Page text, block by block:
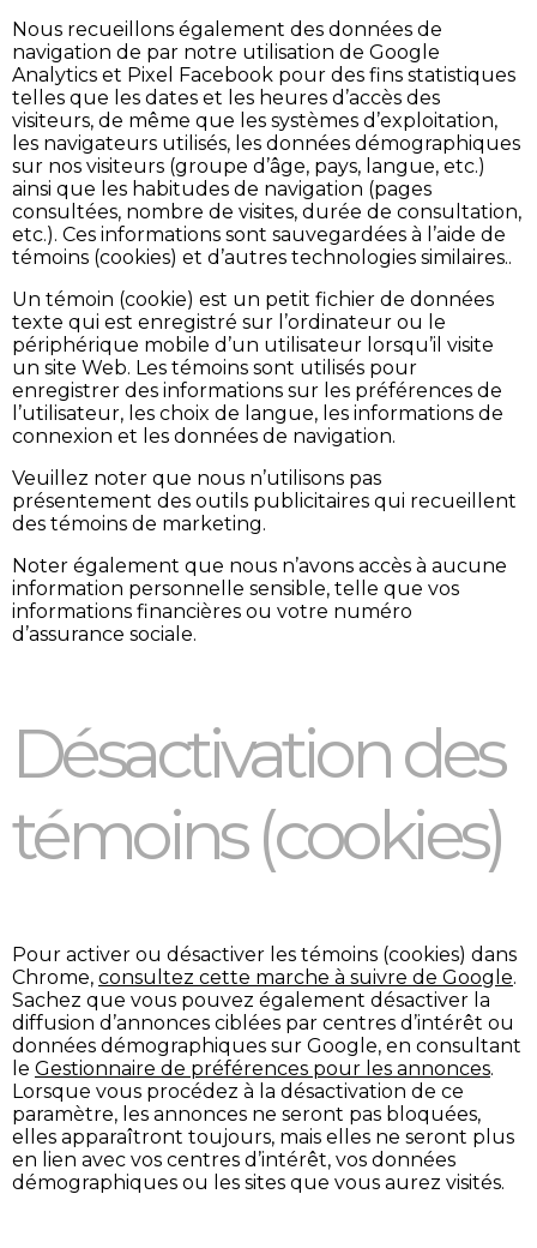
Nous recueillons également des données de
navigation de par notre utilisation de Google
Analytics et Pixel Facebook pour des fins statistiques
telles que les dates et les heures d’accès des
visiteurs, de même que les systèmes d’exploitation,
les navigateurs utilisés, les données démographiques
sur nos visiteurs (groupe d’âge, pays, langue, etc.)
ainsi que les habitudes de navigation (pages
consultées, nombre de visites, durée de consultation,
etc.). Ces informations sont sauvegardées à l’aide de
témoins (cookies) et d’autres technologies similaires..
Un témoin (cookie) est un petit fichier de données
texte qui est enregistré sur l’ordinateur ou le
périphérique mobile d’un utilisateur lorsqu’il visite
un site Web. Les témoins sont utilisés pour
enregistrer des informations sur les préférences de
l’utilisateur, les choix de langue, les informations de
connexion et les données de navigation.
Veuillez noter que nous n’utilisons pas
présentement des outils publicitaires qui recueillent
des témoins de marketing.
Noter également que nous n’avons accès à aucune
information personnelle sensible, telle que vos
informations financières ou votre numéro
d’assurance sociale.
Désactivation des
témoins (cookies)
Pour activer ou désactiver les témoins (cookies) dans
Chrome, consultez cette marche à suivre de Google.
Sachez que vous pouvez également désactiver la
diffusion d’annonces ciblées par centres d’intérêt ou
données démographiques sur Google, en consultant
le Gestionnaire de préférences pour les annonces.
Lorsque vous procédez à la désactivation de ce
paramètre, les annonces ne seront pas bloquées,
elles apparaîtront toujours, mais elles ne seront plus
en lien avec vos centres d’intérêt, vos données
démographiques ou les sites que vous aurez visités.